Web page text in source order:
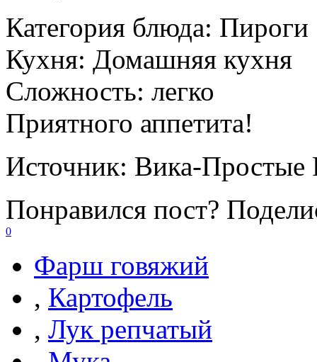
Категория блюда: Пироги
Кухня: Домашняя кухня
Сложность: легко
Приятного аппетита!
Источник: Вика-Простые
Понравился пост?
0
Фарш говяжий
, Картофель
, Лук репчатый